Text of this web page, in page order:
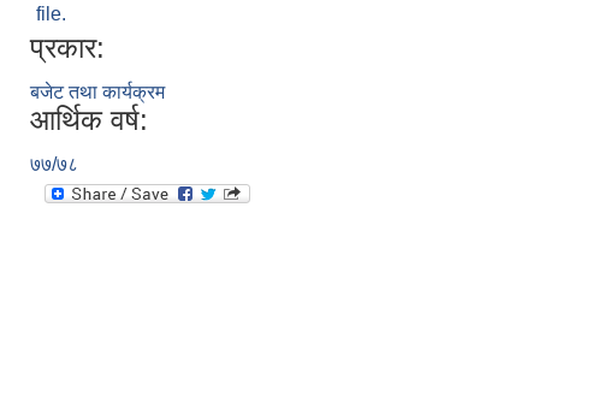
file.
प्रकार:
बजेट तथा कार्यक्रम
आर्थिक वर्ष:
७७/७८